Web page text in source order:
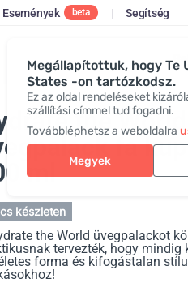
Megállapítottuk, hogy Te
States -on tartózkodsz.
Ez az oldal rendeléseket
szállítási címmel tud fogadni.
Továbbléphetsz a weboldalra
Megyek
Események beta | Segítség
the World
fa
ml
készleten
the World üvegpalackot
tervezték, hogy mindig
forma és kifogástalan